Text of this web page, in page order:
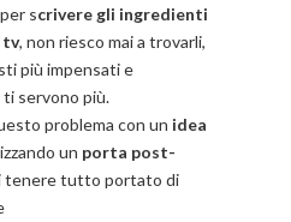
scrivere gli ingredienti
tv, non riesco mai a trovarli,
più impensati e
servono più.
problema con un idea
un porta post-
tenere tutto portato di